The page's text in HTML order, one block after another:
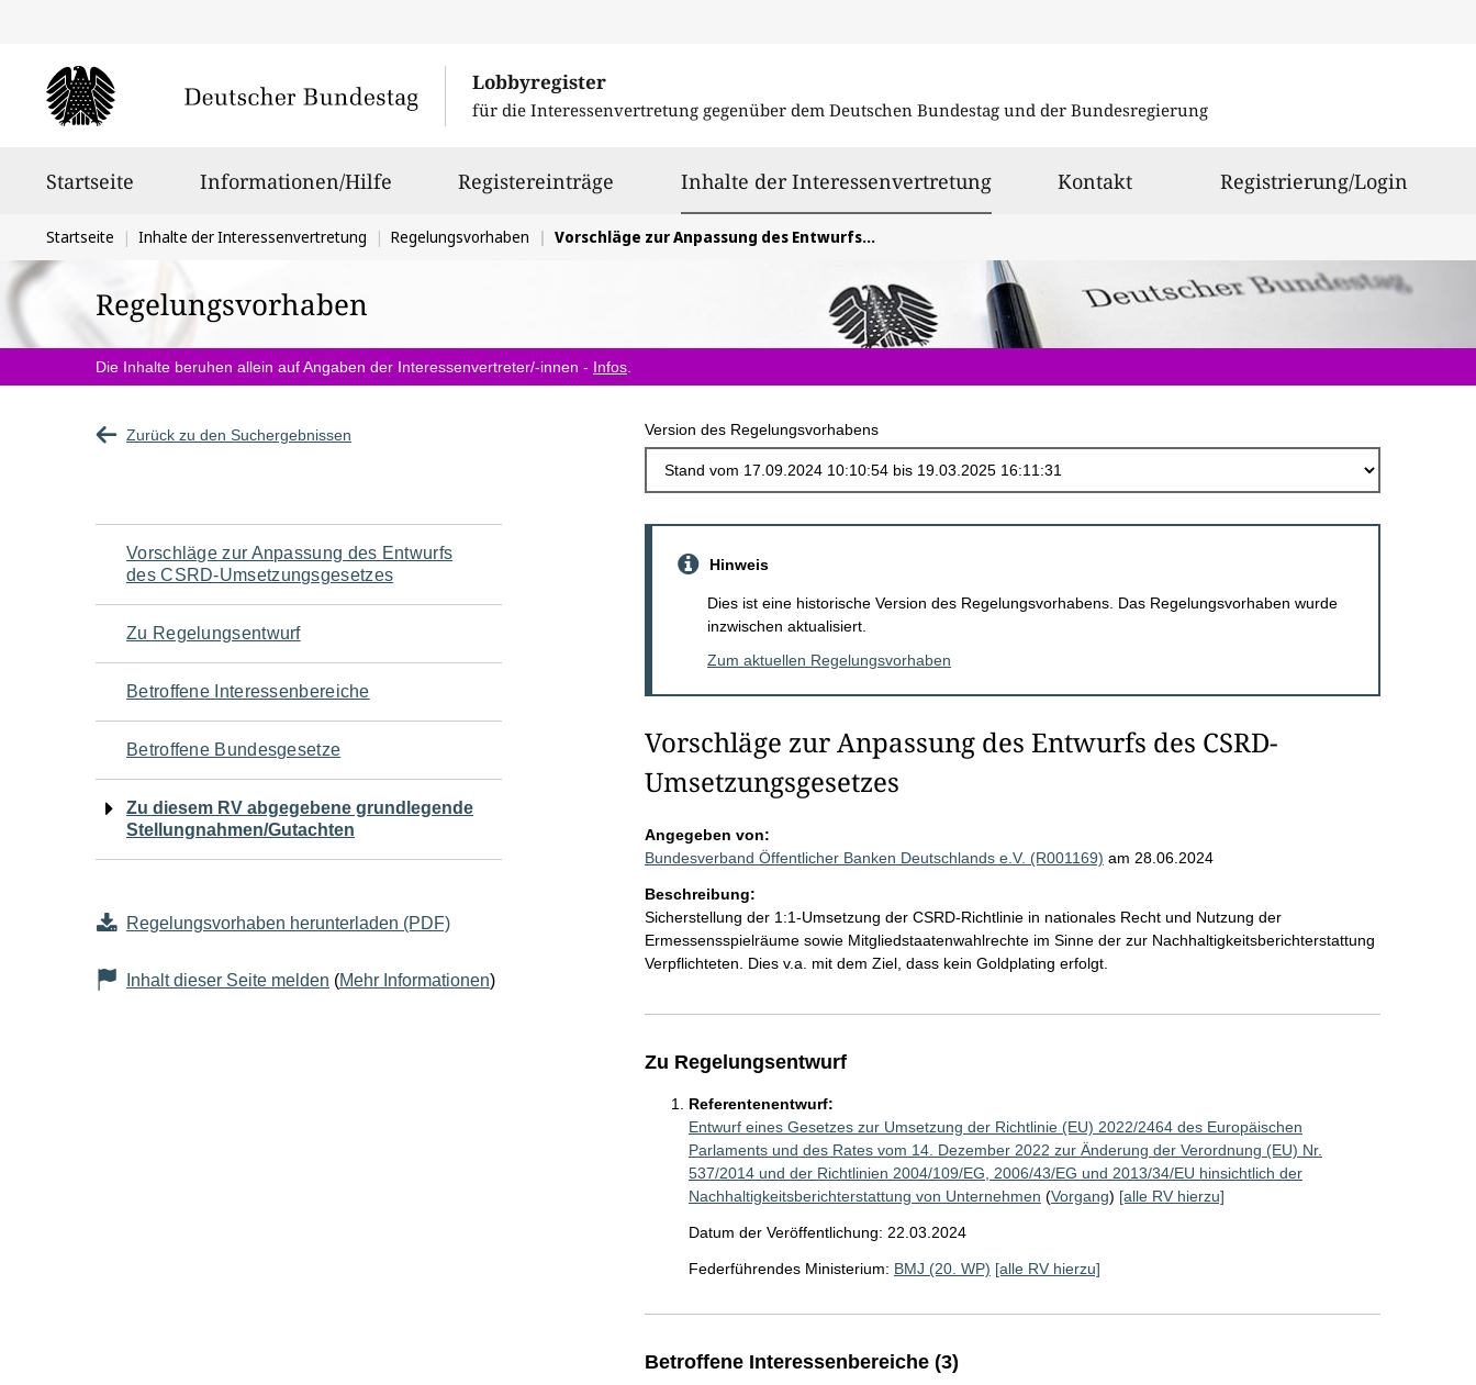
Lobbyregister
für die Interessenvertretung gegenüber dem Deutschen Bundestag und der Bundesregierung
Startseite Informationen/Hilfe Registereinträge Inhalte der Interessenvertretungausgewählt
Kontakt Registrierung/Login
Sie
befinden
sich
hier:
Startseite Inhalte der Interessenvertretung Regelungsvorhaben Vorschläge zur Anpassung des Entwurfs des CSRD-Umsetzungsgesetzes
Regelungsvorhaben
Die Inhalte beruhen allein auf Angaben der Interessenvertreter/-innen - Infos
Zurück zu den Suchergebnissen Version des Regelungsvorhabens
Navigation
für
den
Seiteninhalt
Vorschläge zur Anpassung des Entwurfs
des CSRD-Umsetzungsgesetzes
Zu Regelungsentwurf
Betroffene Interessenbereiche
Betroffene Bundesgesetze
Zu diesem RV abgegebene grundlegende
Stellungnahmen/Gutachten
Regelungsvorhaben herunterladen (PDF)
Inhalt dieser Seite melden (Mehr Informationen)
Hinweis
Dies ist eine historische Version des Regelungsvorhabens. Das Regelungsvorhaben wurde
inzwischen aktualisiert.
Zum aktuellen Regelungsvorhaben
Vorschläge zur Anpassung des Entwurfs des CSRD-
Umsetzungsgesetzes
Angegeben von:
Bundesverband Öffentlicher Banken Deutschlands e.V. (R001169) am 28.06.2024
Beschreibung:
Sicherstellung der 1:1-Umsetzung der CSRD-Richtlinie in nationales Recht und Nutzung der
Ermessensspielräume sowie Mitgliedstaatenwahlrechte im Sinne der zur Nachhaltigkeitsberichterstattung
Verpflichteten. Dies v.a. mit dem Ziel, dass kein Goldplating erfolgt.
Zu Regelungsentwurf
Referentenentwurf:
Entwurf eines Gesetzes zur Umsetzung der Richtlinie (EU) 2022/2464 des Europäischen
Parlaments und des Rates vom 14. Dezember 2022 zur Änderung der Verordnung (EU) Nr.
537/2014 und der Richtlinien 2004/109/EG, 2006/43/EG und 2013/34/EU hinsichtlich der
Nachhaltigkeitsberichterstattung von Unternehmen (Vorgang) [alle RV hierzu]
Datum der Veröffentlichung: 22.03.2024
Federführendes Ministerium: BMJ (20. WP) [alle RV hierzu]
Betroffene Interessenbereiche (3)